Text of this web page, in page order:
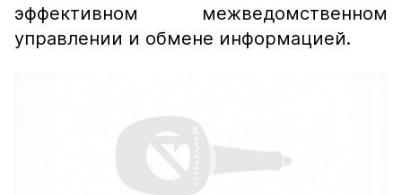
эффективном межведомственном
управлении и обмене информацией.